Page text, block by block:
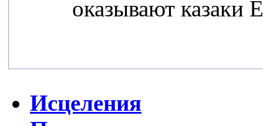
оказывают казаки
Исцеления